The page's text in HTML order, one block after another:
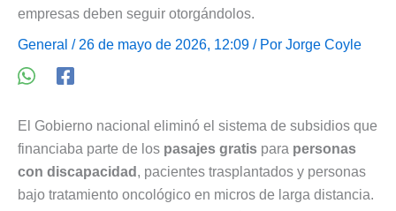
empresas deben seguir otorgándolos.
General / 26 de mayo de 2026, 12:09 / Por Jorge Coyle
El Gobierno nacional eliminó el sistema de subsidios que
financiaba parte de los pasajes gratis para personas
con discapacidad , pacientes trasplantados y personas
bajo tratamiento oncológico en micros de larga distancia.